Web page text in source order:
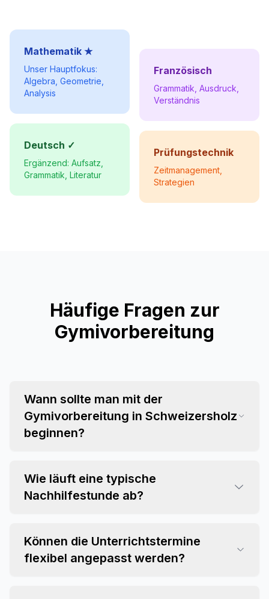
Mathematik ★
Unser Hauptfokus:
Algebra, Geometrie,
Analysis
Deutsch ✓
Ergänzend: Aufsatz,
Grammatik, Literatur
Französisch
Grammatik, Ausdruck,
Verständnis
Prüfungstechnik
Zeitmanagement,
Strategien
Häufige Fragen zur
Gymivorbereitung
Wann sollte man mit der
Gymivorbereitung in Schweizersholz
beginnen?
Wie läuft eine typische
Nachhilfestunde ab?
Können die Unterrichtstermine
flexibel angepasst werden?